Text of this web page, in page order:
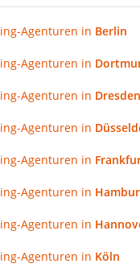
Agenturen in Berlin
Agenturen in
Agenturen in Dresden
Agenturen in
Agenturen in
Agenturen in
Agenturen in
Agenturen in Köln